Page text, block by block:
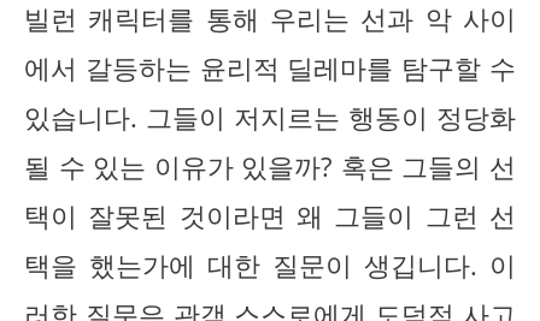
빌런 캐릭터를 통해 우리는 선과 악 사이
에서 갈등하는 윤리적 딜레마를 탐구할 수
있습니다. 그들이 저지르는 행동이 정당화
될 수 있는 이유가 있을까? 혹은 그들의 선
택이 잘못된 것이라면 왜 그들이 그런 선
택을 했는가에 대한 질문이 생깁니다. 이